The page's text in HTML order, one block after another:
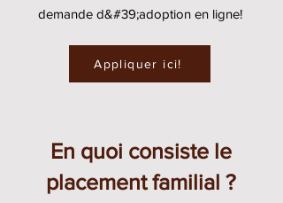
demande d&#39;adoption en ligne!
Appliquer ici!
En quoi consiste le
placement familial ?